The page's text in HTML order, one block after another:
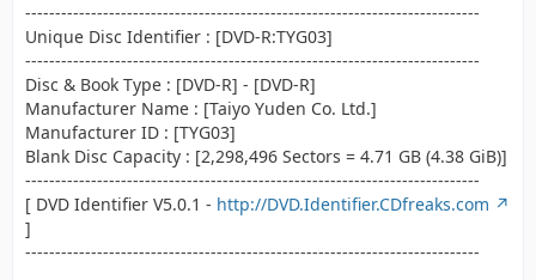
----------------------------------------------------------------------------
Unique Disc Identifier : [DVD-R:TYG03]
----------------------------------------------------------------------------
Disc & Book Type : [DVD-R] - [DVD-R]
Manufacturer Name : [Taiyo Yuden Co. Ltd.]
Manufacturer ID : [TYG03]
Blank Disc Capacity : [2,298,496 Sectors = 4.71 GB (4.38 GiB)]
----------------------------------------------------------------------------
[ DVD Identifier V5.0.1 - http://DVD.Identifier.CDfreaks.com
]
----------------------------------------------------------------------------